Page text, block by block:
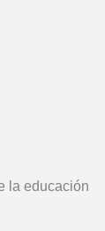
la educación